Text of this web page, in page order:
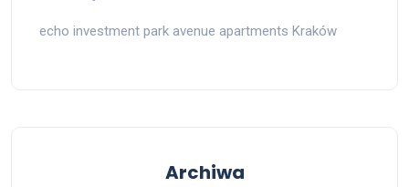
echo investment park avenue apartments Kraków
Archiwa